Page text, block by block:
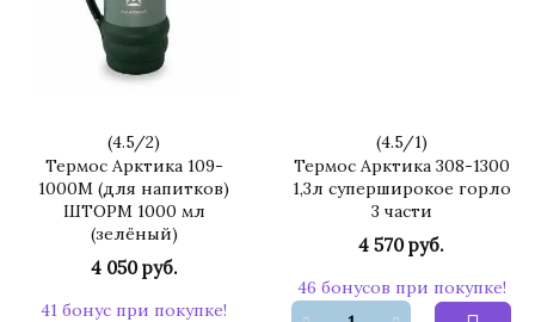
(4.5/2)
Термос Арктика 109-
1000М (для напитков)
ШТОРМ 1000 мл
(зелёный)
4 050 руб.
41 бонус при покупке!
(4.5/1)
Термос Арктика 308-1300
1,3л суперширокое горло
3 части
4 570 руб.
46 бонусов при покупке!